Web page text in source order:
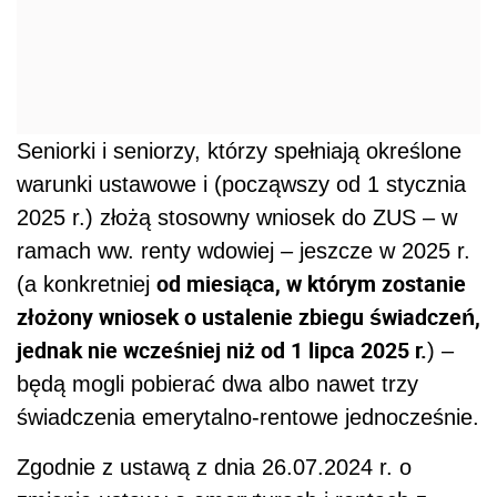
Seniorki i seniorzy, którzy spełniają określone
warunki ustawowe i (począwszy od 1 stycznia
2025 r.) złożą stosowny wniosek do ZUS – w
ramach ww. renty wdowiej – jeszcze w 2025 r.
(a konkretniej od miesiąca, w którym zostanie
złożony wniosek o ustalenie zbiegu świadczeń,
jednak nie wcześniej niż od 1 lipca 2025 r.) –
będą mogli pobierać dwa albo nawet trzy
świadczenia emerytalno-rentowe jednocześnie.
Zgodnie z ustawą z dnia 26.07.2024 r. o